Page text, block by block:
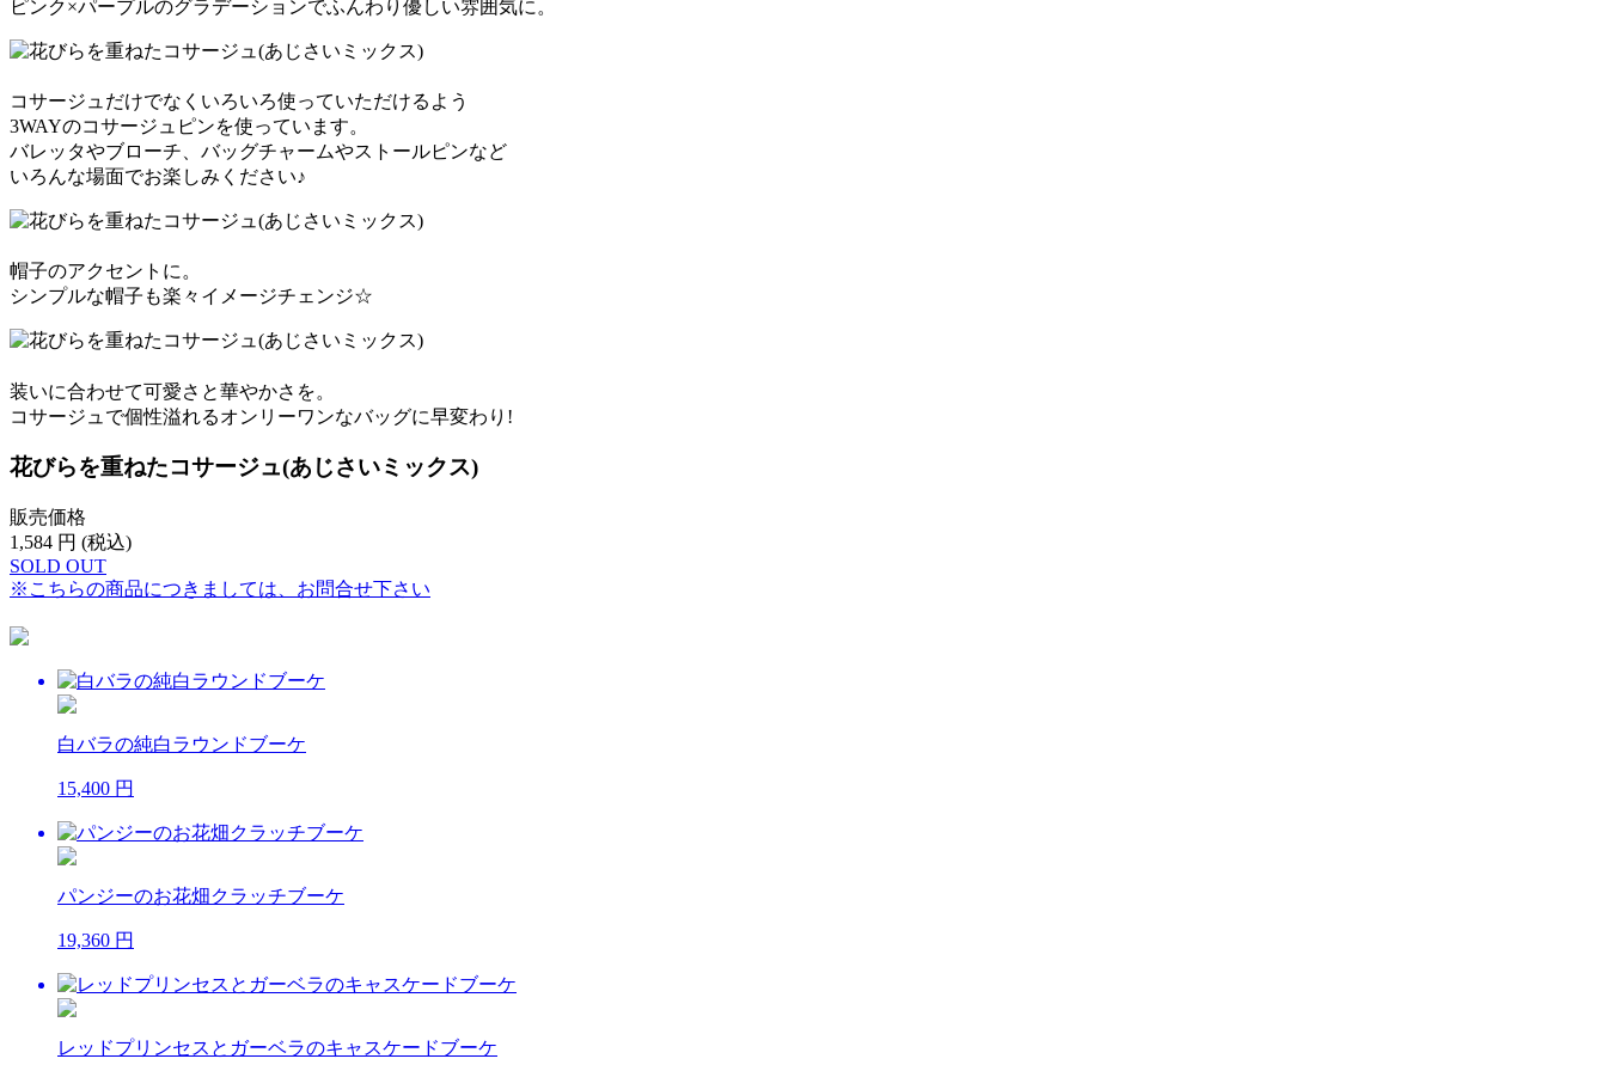
ピンク×パープルのグラデーションでふんわり優しい雰囲気に。
コサージュだけでなくいろいろ使っていただけるよう
3WAYのコサージュピンを使っています。
バレッタやブローチ、バッグチャームやストールピンなど
いろんな場面でお楽しみください♪
帽子のアクセントに。
シンプルな帽子も楽々イメージチェンジ☆
装いに合わせて可愛さと華やかさを。
コサージュで個性溢れるオンリーワンなバッグに早変わり!
花びらを重ねたコサージュ(あじさいミックス)
販売価格
1,584 円 (税込)
SOLD OUT
※こちらの商品につきましては、お問合せ下さい
白バラの純白ラウンドブーケ
15,400 円
パンジーのお花畑クラッチブーケ
19,360 円
レッドプリンセスとガーベラのキャスケードブーケ